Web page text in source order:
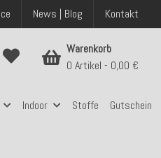
News | Blog Kontakt
Indoor Stoffe Gutschein
Warenkorb
0 Artikel
0,00 €